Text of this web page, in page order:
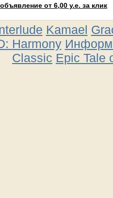
от 6,00 у.е. за клик
Kamael
Harmony
Classic Epic Tale